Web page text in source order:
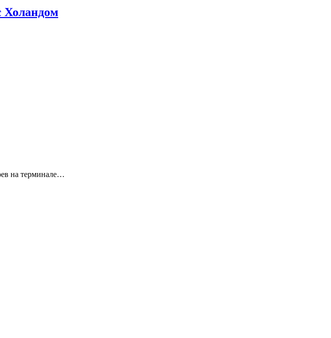
Холандом
на терминале…